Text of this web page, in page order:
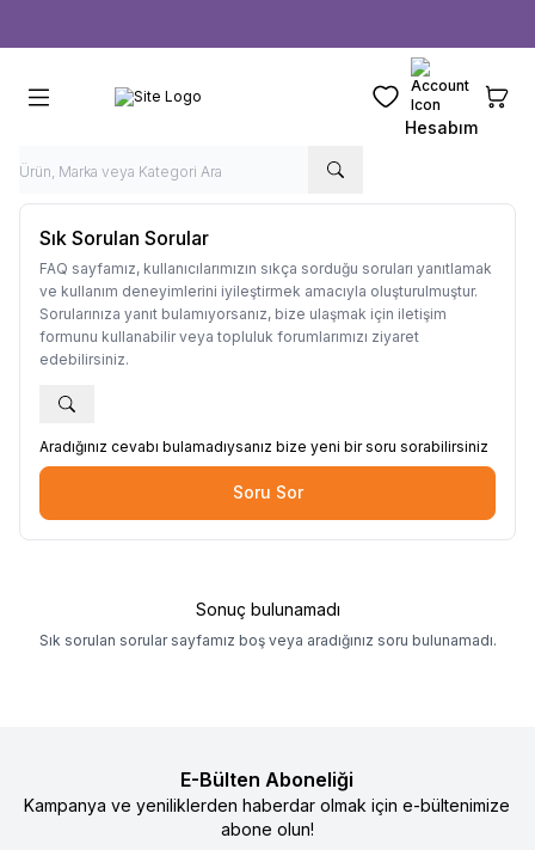
Favorilerim
Hesabım
Sık Sorulan Sorular
FAQ sayfamız, kullanıcılarımızın sıkça sorduğu soruları yanıtlamak
ve kullanım deneyimlerini iyileştirmek amacıyla oluşturulmuştur.
Sorularınıza yanıt bulamıyorsanız, bize ulaşmak için iletişim
formunu kullanabilir veya topluluk forumlarımızı ziyaret
edebilirsiniz.
Aradığınız cevabı bulamadıysanız bize yeni bir soru sorabilirsiniz
Soru Sor
Sonuç bulunamadı
Sık sorulan sorular sayfamız boş veya aradığınız soru bulunamadı.
E-Bülten Aboneliği
Kampanya ve yeniliklerden haberdar olmak için e-bültenimize
abone olun!